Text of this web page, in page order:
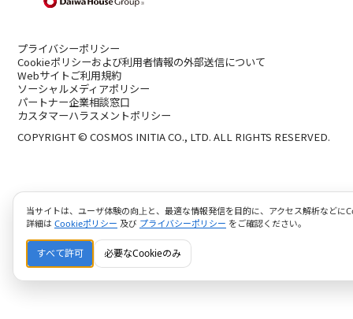
プライバシーポリシー
Cookieポリシーおよび利用者情報の外部送信について
Webサイトご利用規約
ソーシャルメディアポリシー
パートナー企業相談窓口
カスタマーハラスメントポリシー
COPYRIGHT © COSMOS INITIA CO., LTD. ALL RIGHTS RESERVED.
当サイトは、ユーザ体験の向上と、最適な情報発信を目的に、アクセス解析などに
詳細は Cookieポリシー 及び プライバシーポリシー をご確認ください。
すべて許可 必要なCookieのみ